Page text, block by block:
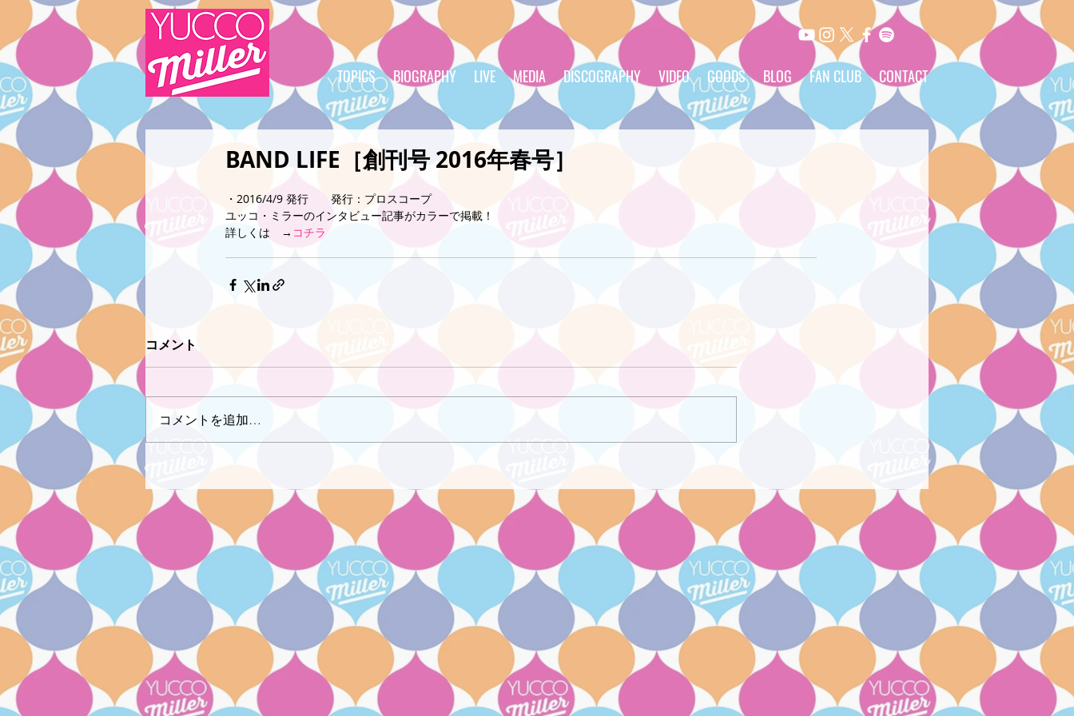
TOPICS BIOGRAPHY LIVE MEDIA DISCOGRAPHY VIDEO GOODS BLOG FAN CLUB CONTACT
BAND LIFE［創刊号 2016年春号］
・2016/4/9 発行　　発行：プロスコープ
ユッコ・ミラーのインタビュー記事がカラーで掲載！
詳しくは　→ コチラ
コメント
コメントを追加…